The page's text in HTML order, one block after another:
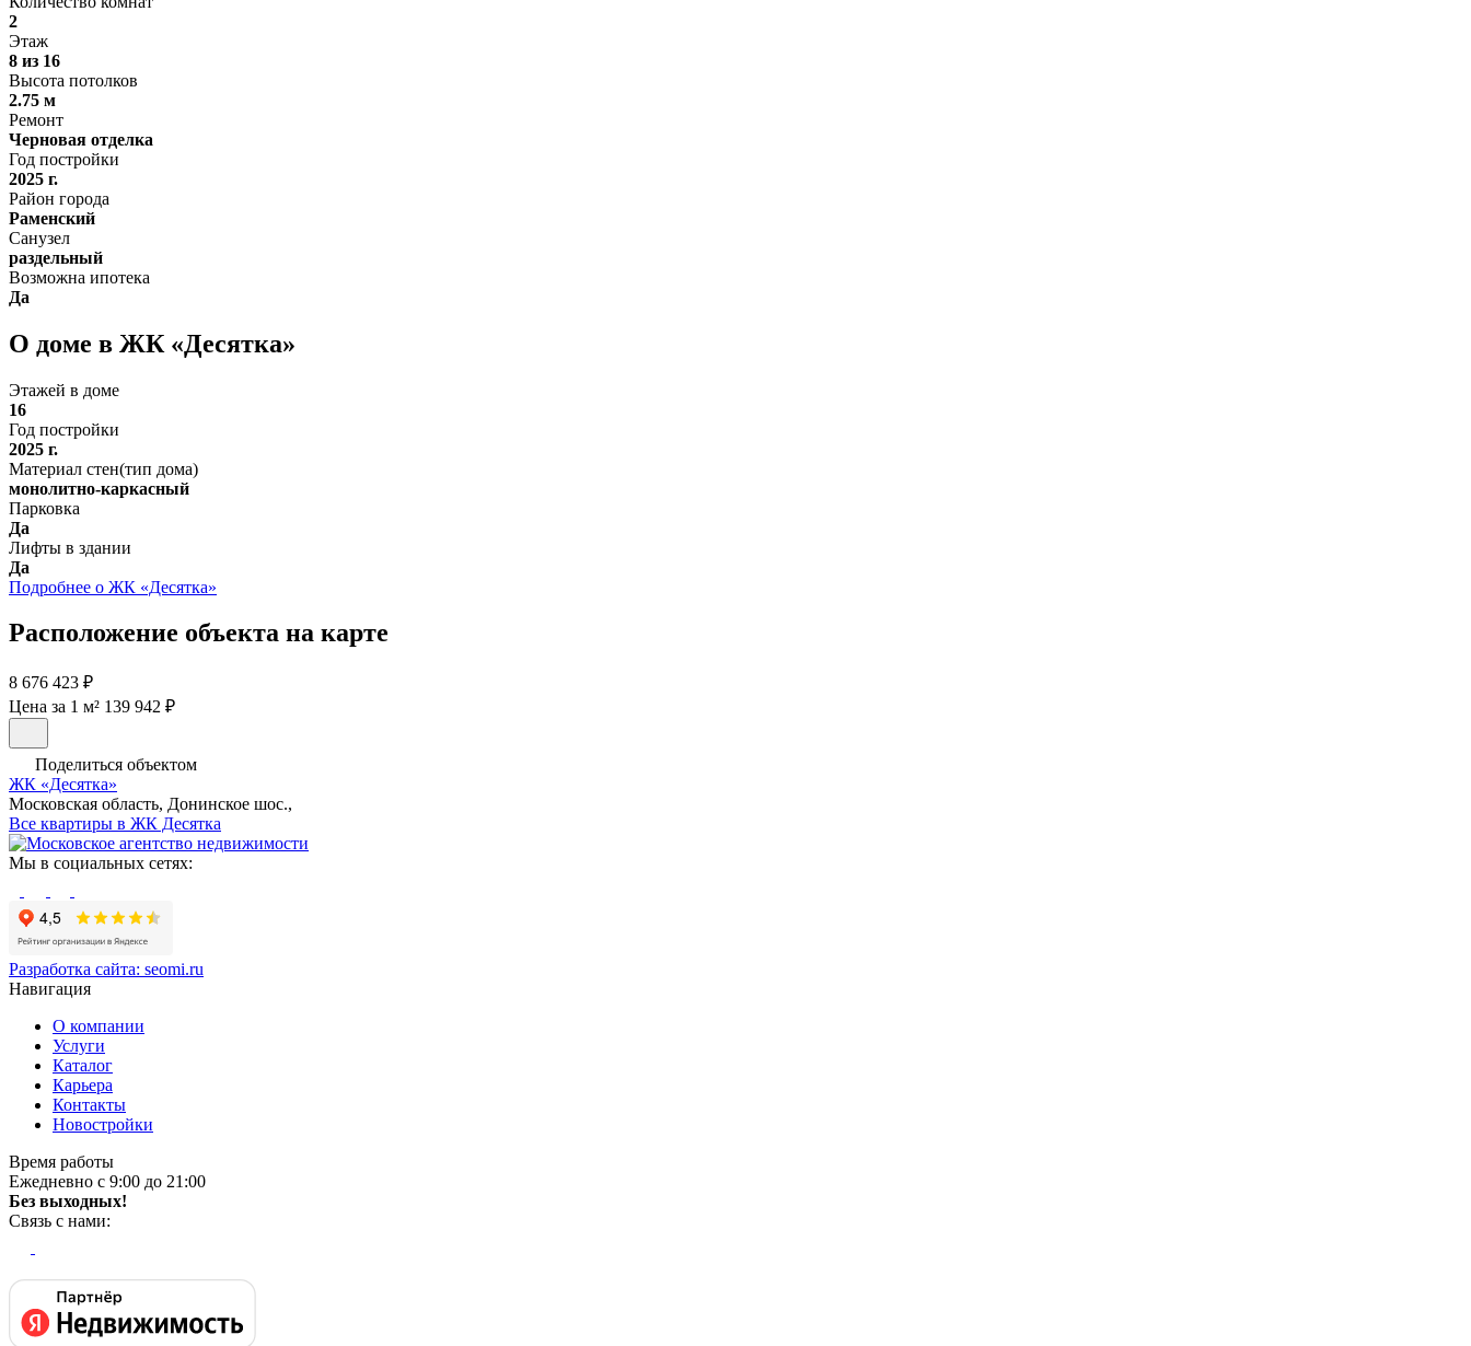
2
Этаж
8 из 16
Высота потолков
2.75 м
Ремонт
Черновая отделка
Год постройки
2025 г.
Район города
Раменский
Санузел
раздельный
Возможна ипотека
Да
О доме в ЖК «Десятка»
Этажей в доме
16
Год постройки
2025 г.
Материал стен(тип дома)
монолитно-каркасный
Парковка
Да
Лифты в здании
Да
Подробнее о ЖК «Десятка»
Расположение объекта на карте
8 676 423 ₽
Цена за 1 м² 139 942 ₽
Поделиться объектом
ЖК «Десятка»
Московская область, Донинское шос.,
Все квартиры в ЖК Десятка
Мы в социальных сетях:
Разработка сайта: seomi.ru
Навигация
О компании
Услуги
Каталог
Карьера
Контакты
Новостройки
Время работы
Ежедневно с 9:00 до 21:00
Без выходных!
Связь с нами: